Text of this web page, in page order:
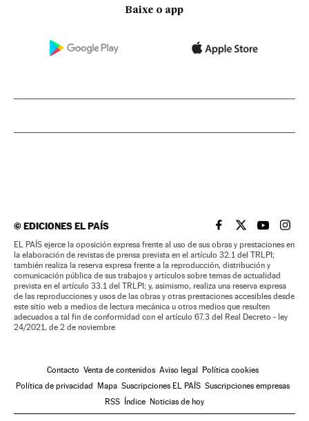
Baixe o app
©EDICIONES EL PAÍS EL PAÍS BRASIL EN
EL PAÍSEL PAÍS
EL
EL PAÍS ejerce la oposición expresa frente al uso de sus obras y prestaciones en
la elaboración de revistas de prensa prevista en el artículo 32.1 del TRLPI;
también realiza la reserva expresa frente a la reproducción, distribución y
comunicación pública de sus trabajos y artículos sobre temas de actualidad
prevista en el artículo 33.1 del TRLPI; y, asimismo, realiza una reserva expresa
de las reproducciones y usos de las obras y otras prestaciones accesibles desde
este sitio web a medios de lectura mecánica u otros medios que resulten
adecuados a tal fin de conformidad con el artículo 67.3 del Real Decreto - ley
24/2021, de 2 de noviembre
Contacto Venta de contenidos Aviso legal
Política cookies
Política de privacidad
Mapa Suscripciones EL PAÍS Suscripciones empresas
RSS
Índice Noticias de hoy